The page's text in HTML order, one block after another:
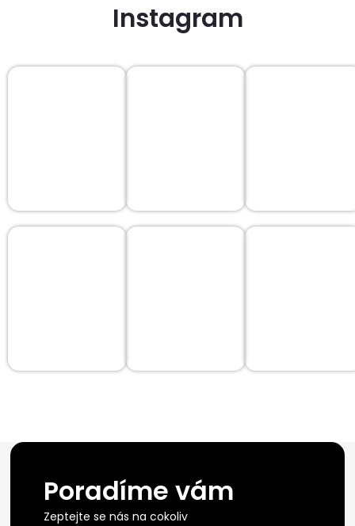
Instagram
Poradíme vám
Zeptejte se nás na cokoliv